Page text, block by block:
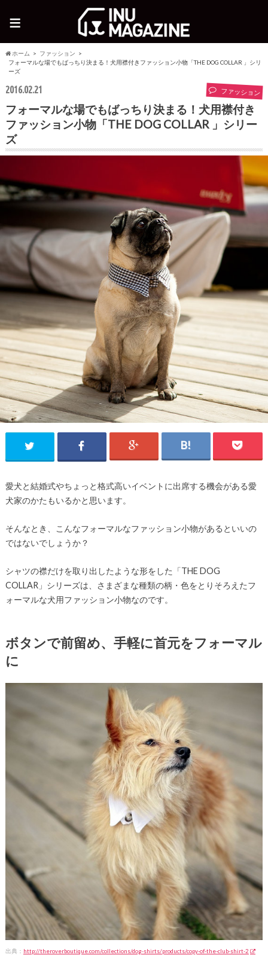
≡
ホーム
ファッション
フォーマルな場でもばっちり決まる！犬用襟付きファッション小物「THE DOG COLLAR 」シリ
ーズ
2016.02.21 ファッション
フォーマルな場でもばっちり決まる！犬用襟付き
ファッション小物「THE DOG COLLAR 」シリー
ズ
愛犬と結婚式やちょっと格式高いイベントに出席する機会がある愛
犬家のかたもいるかと思います。
そんなとき、こんなフォーマルなファッション小物があるといいの
ではないでしょうか？
シャツの襟だけを取り出したような形をした「THE DOG
COLLAR」シリーズは、さまざまな種類の柄・色をとりそろえたフ
ォーマルな犬用ファッション小物なのです。
ボタンで前留め、手軽に首元をフォーマル
に
出典： http://theroverboutique.com/collections/dog-shirts/products/copy-of-the-club-shirt-2